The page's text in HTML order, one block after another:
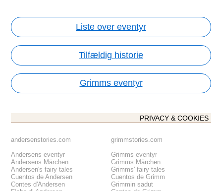
Liste over eventyr
Tilfældig historie
Grimms eventyr
PRIVACY & COOKIES
andersenstories.com
Andersens eventyr
Andersens Märchen
Andersen's fairy tales
Cuentos de Andersen
Contes d'Andersen
grimmstories.com
Grimms eventyr
Grimms Märchen
Grimms' fairy tales
Cuentos de Grimm
Grimmin sadut